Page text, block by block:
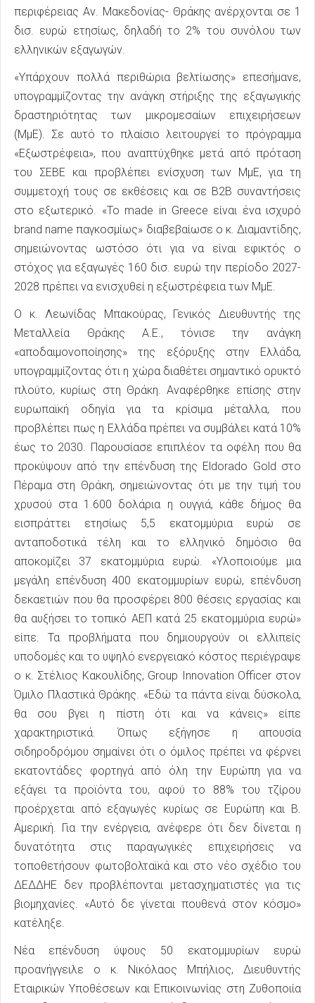
περιφέρειας Αν. Μακεδονίας- Θράκης ανέρχονται σε 1
δισ. ευρώ ετησίως, δηλαδή το 2% του συνόλου των
ελληνικών εξαγωγών.
«Υπάρχουν πολλά περιθώρια βελτίωσης» επεσήμανε,
υπογραμμίζοντας την ανάγκη στήριξης της εξαγωγικής
δραστηριότητας των μικρομεσαίων επιχειρήσεων
(ΜμΕ). Σε αυτό το πλαίσιο λειτουργεί το πρόγραμμα
«Εξωστρέφεια», που αναπτύχθηκε μετά από πρόταση
του ΣΕΒΕ και προβλέπει ενίσχυση των ΜμΕ, για τη
συμμετοχή τους σε εκθέσεις και σε Β2Β συναντήσεις
στο εξωτερικό. «Το made in Greece είναι ένα ισχυρό
brand name παγκοσμίως» διαβεβαίωσε ο κ. Διαμαντίδης,
σημειώνοντας ωστόσο ότι για να είναι εφικτός ο
στόχος για εξαγωγές 160 δισ. ευρώ την περίοδο 2027-
2028 πρέπει να ενισχυθεί η εξωστρέφεια των ΜμΕ.
Ο κ. Λεωνίδας Μπακούρας, Γενικός Διευθυντής της
Μεταλλεία Θράκης Α.Ε., τόνισε την ανάγκη
«αποδαιμονοποίησης» της εξόρυξης στην Ελλάδα,
υπογραμμίζοντας ότι η χώρα διαθέτει σημαντικό ορυκτό
πλούτο, κυρίως στη Θράκη. Αναφέρθηκε επίσης στην
ευρωπαϊκή οδηγία για τα κρίσιμα μέταλλα, που
προβλέπει πως η Ελλάδα πρέπει να συμβάλει κατά 10%
έως το 2030. Παρουσίασε επιπλέον τα οφέλη που θα
προκύψουν από την επένδυση της Eldorado Gold στο
Πέραμα στη Θράκη, σημειώνοντας ότι με την τιμή του
χρυσού στα 1.600 δολάρια η ουγγιά, κάθε δήμος θα
εισπράττει ετησίως 5,5 εκατομμύρια ευρώ σε
ανταποδοτικά τέλη και το ελληνικό δημόσιο θα
αποκομίζει 37 εκατομμύρια ευρώ. «Υλοποιούμε μια
μεγάλη επένδυση 400 εκατομμυρίων ευρώ, επένδυση
δεκαετιών που θα προσφέρει 800 θέσεις εργασίας και
θα αυξήσει το τοπικό ΑΕΠ κατά 25 εκατομμύρια ευρώ»
είπε. Τα προβλήματα που δημιουργούν οι ελλιπείς
υποδομές και το υψηλό ενεργειακό κόστος περιέγραψε
ο κ. Στέλιος Κακουλίδης, Group Innovation Officer στον
Όμιλο Πλαστικά Θράκης. «Εδώ τα πάντα είναι δύσκολα,
θα σου βγει η πίστη ότι και να κάνεις» είπε
χαρακτηριστικά. Όπως εξήγησε η απουσία
σιδηροδρόμου σημαίνει ότι ο όμιλος πρέπει να φέρνει
εκατοντάδες φορτηγά από όλη την Ευρώπη για να
εξάγει τα προϊόντα του, αφού το 88% του τζίρου
προέρχεται από εξαγωγές κυρίως σε Ευρώπη και Β.
Αμερική. Για την ενέργεια, ανέφερε ότι δεν δίνεται η
δυνατότητα στις παραγωγικές επιχειρήσεις να
τοποθετήσουν φωτοβολταϊκά και στο νέο σχέδιο του
ΔΕΔΔΗΕ δεν προβλέπονται μετασχηματιστές για τις
βιομηχανίες. «Αυτό δε γίνεται πουθενά στον κόσμο»
κατέληξε.
Νέα επένδυση ύψους 50 εκατομμυρίων ευρώ
προανήγγειλε ο κ. Νικόλαος Μπήλιος, Διευθυντής
Εταιρικών Υποθέσεων και Επικοινωνίας στη Ζυθοποιία